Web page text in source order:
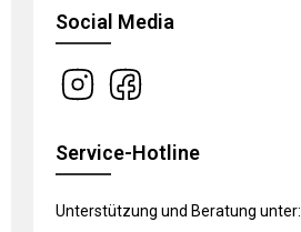
Social Media
Service-Hotline
Unterstützung und Beratung unter: